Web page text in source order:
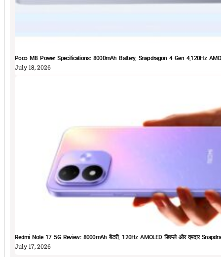
Poco M8 Power Specifications: 8000mAh Battery, Snapdragon 4 Gen 4,120Hz
July 18, 2026
Redmi Note 17 5G Review: 8000mAh बैटरी, 120Hz AMOLED डिस्प्ले और दमदार
July 17, 2026